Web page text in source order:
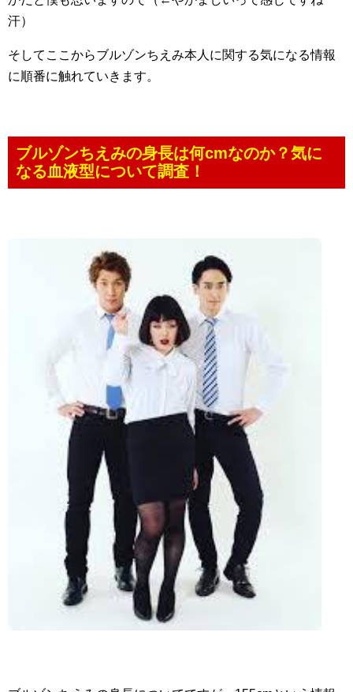
汗）
そしてここからブルゾンちえみ本人に関する気になる情報
に順番に触れていきます。
ブルゾンちえみの身長は何cmなのか？気に
なる血液型について調査！